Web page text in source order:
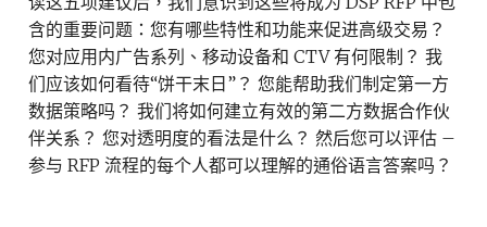
含的重要问题：您有哪些特性和功能来促进高级交易？
您对应用内广告系列、移动设备和 CTV 有何限制？ 我
们应该如何看待“饼干末日”？ 您能帮助我们制定第一方
数据策略吗？ 我们将如何建立有效的第二方数据合作伙
伴关系？ 您对透明度的看法是什么？ 然后您可以评估 –
参与 RFP 流程的每个人都可以理解的通俗语言答案吗？